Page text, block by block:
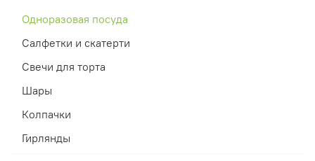
Одноразовая посуда
Салфетки и скатерти
Свечи для торта
Шары
Колпачки
Гирлянды